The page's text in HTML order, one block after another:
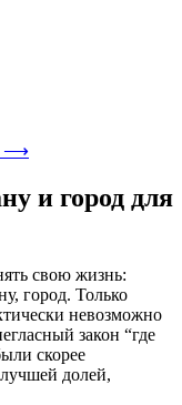
⟶
и город для
свою жизнь:
город. Только
невозможно
закон “где
скорее
долей,